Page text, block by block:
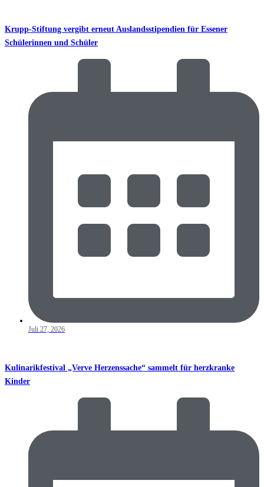
Krupp-Stiftung vergibt erneut Auslandsstipendien für Essener
Schülerinnen und Schüler
Juli 27, 2026
Kulinarikfestival „Verve Herzenssache“ sammelt für herzkranke
Kinder